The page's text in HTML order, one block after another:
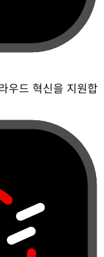
우드 혁신을 지원합